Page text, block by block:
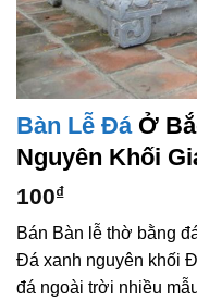
Bàn Lễ ĐáỞ
Nguyên Khối
100₫
Bán Bàn lễ thờ bằng
Đá xanh nguyên khối
đá ngoài trời nhiều